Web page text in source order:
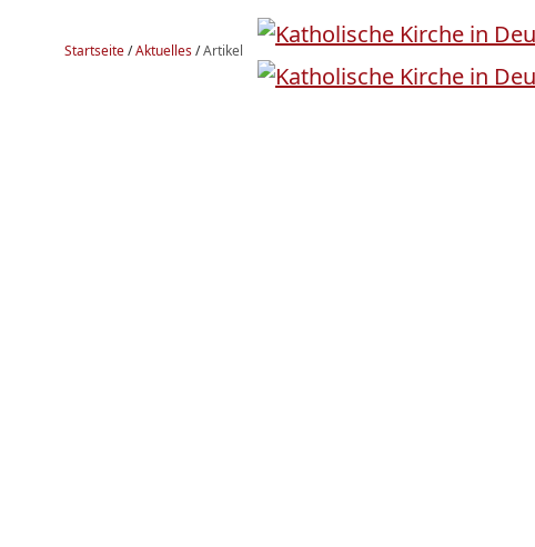
Startseite/Aktuelles/Artikel